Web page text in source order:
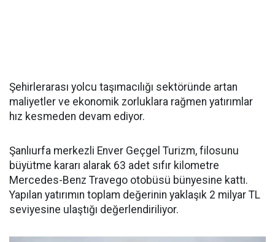
Şehirlerarası yolcu taşımacılığı sektöründe artan
maliyetler ve ekonomik zorluklara rağmen yatırımlar
hız kesmeden devam ediyor.
Şanlıurfa merkezli Enver Geçgel Turizm, filosunu
büyütme kararı alarak 63 adet sıfır kilometre
Mercedes-Benz Travego otobüsü bünyesine kattı.
Yapılan yatırımın toplam değerinin yaklaşık 2 milyar TL
seviyesine ulaştığı değerlendiriliyor.